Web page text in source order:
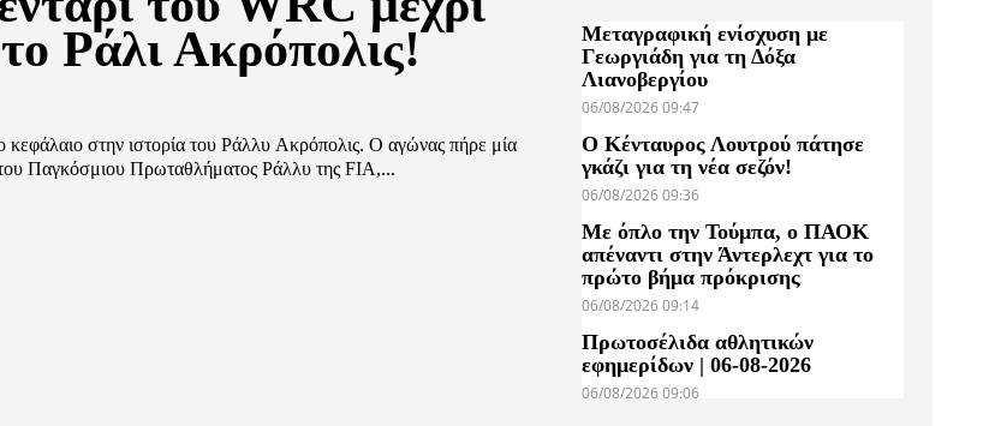
Ράλι Ακρόπολις!
κεφάλαιο στην ιστορία του Ράλλυ Ακρόπολις. Ο αγώνας πήρε μία
Παγκόσμιου Πρωταθλήματος Ράλλυ της FIA,...
Μεταγραφική ενίσχυση με
Γεωργιάδη για τη Δόξα
Λιανοβεργίου
06/08/2026 09:47
Ο Κένταυρος Λουτρού πάτησε
γκάζι για τη νέα σεζόν!
06/08/2026 09:36
Με όπλο την Τούμπα, ο ΠΑΟΚ
απέναντι στην Άντερλεχτ για το
πρώτο βήμα πρόκρισης
06/08/2026 09:14
Πρωτοσέλιδα αθλητικών
εφημερίδων | 06-08-2026
06/08/2026 09:06